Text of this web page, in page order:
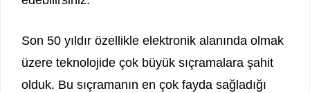
Son 50 yıldır özellikle elektronik alanında olmak
üzere teknolojide çok büyük sıçramalara şahit
olduk. Bu sıçramanın en çok fayda sağladığı